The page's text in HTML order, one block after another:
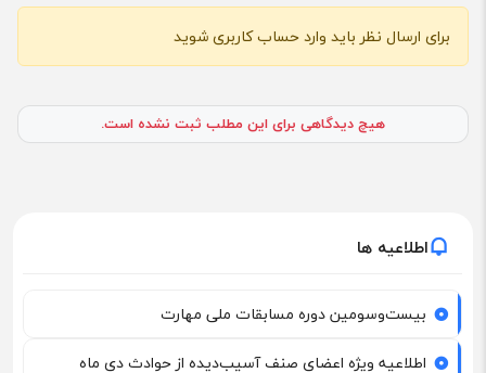
برای ارسال نظر باید وارد حساب کاربری شوید
هیچ دیدگاهی برای این مطلب ثبت نشده است.
اطلاعیه ها
بیست‌وسومین دوره مسابقات ملی مهارت
اطلاعیه ویژه اعضای صنف آسیب‌دیده از حوادث دی ماه